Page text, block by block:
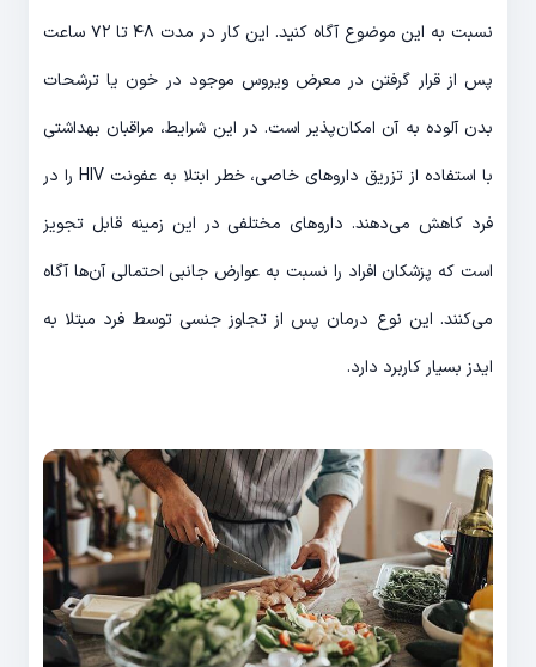
نسبت به این موضوع آگاه کنید. این کار در مدت ۴۸ تا ۷۲ ساعت
پس از قرار گرفتن در معرض ویروس موجود در خون یا ترشحات
بدن آلوده به آن امکان‌پذیر است. در این شرایط، مراقبان بهداشتی
با استفاده از تزریق داروهای خاصی، خطر ابتلا به عفونت HIV را در
فرد کاهش می‌دهند. داروهای مختلفی در این زمینه قابل تجویز
است که پزشکان افراد را نسبت به عوارض جانبی احتمالی آن‌ها آگاه
می‌کنند. این نوع درمان پس از تجاوز جنسی توسط فرد مبتلا به
ایدز بسیار کاربرد دارد.